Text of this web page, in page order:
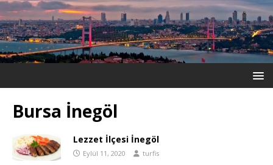
Bursa İnegöl
Lezzet İlçesi İnegöl
Eylül 11, 2020 turfis